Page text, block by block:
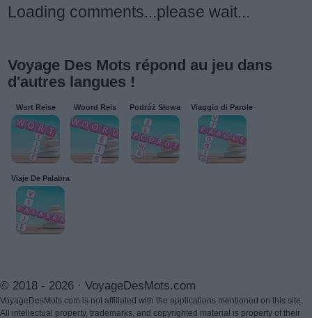
Loading comments...please wait...
Voyage Des Mots répond au jeu dans
d'autres langues !
Wort Reise Woord Reis Podróż Słowa Viaggio di Parole
Viaje De Palabra
© 2018 - 2026 · VoyageDesMots.com
VoyageDesMots.com is not affiliated with the applications mentioned on this site.
All intellectual property, trademarks, and copyrighted material is property of their